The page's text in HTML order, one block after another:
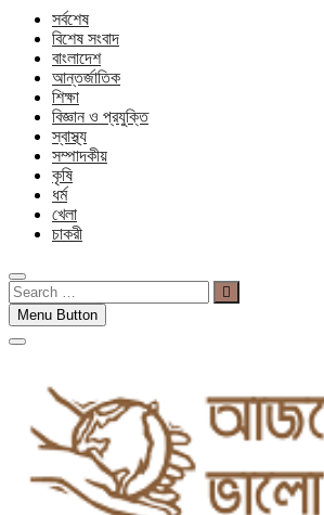
সর্বশেষ
বিশেষ সংবাদ
বাংলাদেশ
আন্তর্জাতিক
শিক্ষা
বিজ্ঞান ও প্রযুক্তি
স্বাস্থ্য
সম্পাদকীয়
কৃষি
ধর্ম
খেলা
চাকরী
Search
…Menu Button